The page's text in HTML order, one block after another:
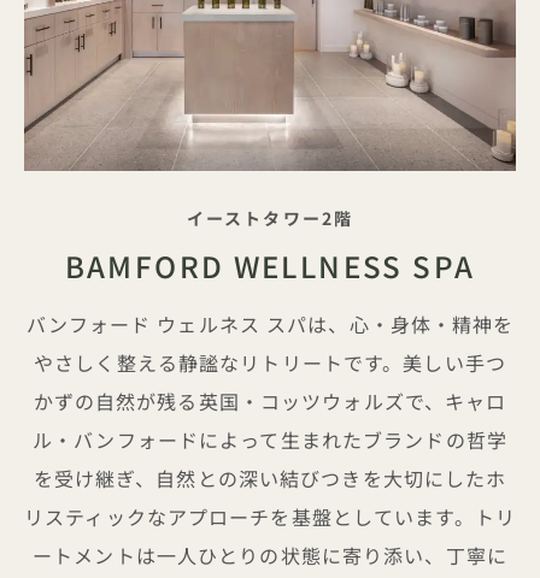
タグライン
イーストタワー2階
BAMFORD WELLNESS SPA
バンフォード ウェルネス スパは、心・身体・精神を
やさしく整える静謐なリトリートです。美しい手つ
かずの自然が残る英国・コッツウォルズで、キャロ
ル・バンフォードによって生まれたブランドの哲学
を受け継ぎ、自然との深い結びつきを大切にしたホ
リスティックなアプローチを基盤としています。トリ
ートメントは一人ひとりの状態に寄り添い、丁寧に